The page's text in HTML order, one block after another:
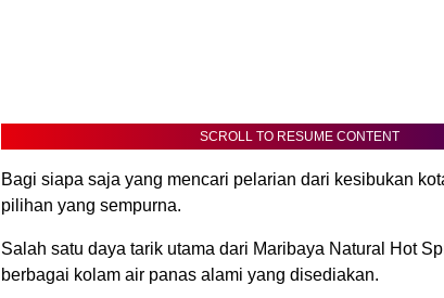
SCROLL TO RESUME CONTENT
Bagi siapa saja yang mencari pelarian dari kesibukan
pilihan yang sempurna.
Salah satu daya tarik utama dari Maribaya Natural Hot
berbagai kolam air panas alami yang disediakan.